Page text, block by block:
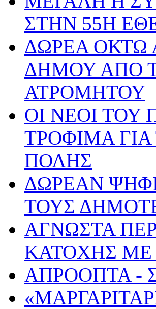
ΣΤΗΝ 55Η
ΔΩΡΕΑ ΟΚΤΩ
ΔΗΜΟΥ ΑΠΟ
ΑΤΡΟΜΗΤΟΥ
ΟΙ ΝΕΟΙ ΤΟΥ
ΤΡΟΦΙΜΑ
ΠΟΛΗΣ
ΔΩΡΕΑΝ
ΤΟΥΣ
ΑΓΝΩΣΤΑ
ΚΑΤΟΧΗΣ ΜΕ
ΑΠΡΟΟΠΤΑ -